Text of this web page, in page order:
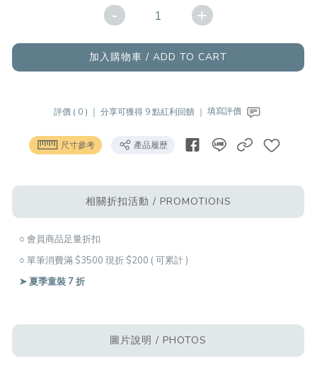
- +
加入購物車 / ADD TO CART
評價 ( 0 ) ｜ 分享可獲得 9 點紅利回饋 ｜ 填寫評價
尺寸參考 產品履歷
相關折扣活動 / PROMOTIONS
○ 會員商品足量折扣
○ 單筆消費滿 $3500 現折 $200 ( 可累計 )
➤ 夏季童裝 7 折
圖片說明 / PHOTOS